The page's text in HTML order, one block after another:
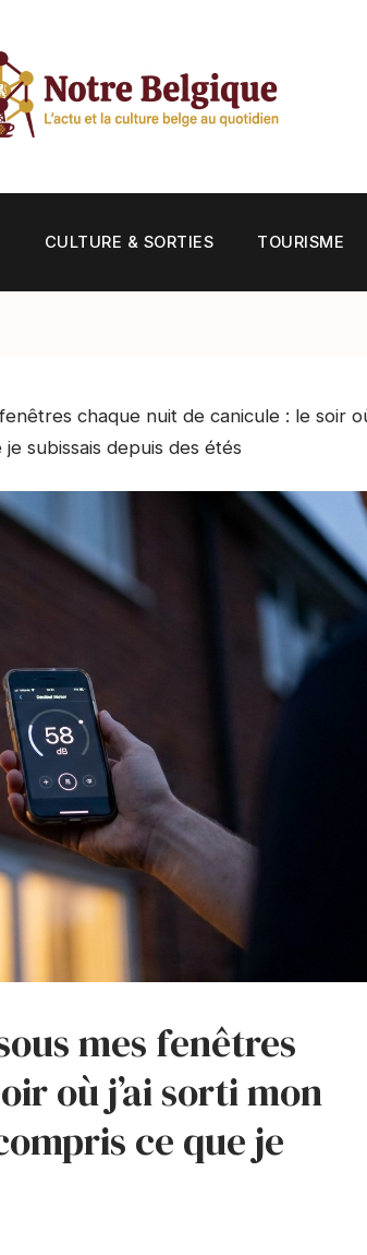
CULTURE & SORTIES TOURISME
chaque nuit de canicule : le soir
subissais depuis des étés
mes fenêtres
où j’ai sorti mon
ce que je